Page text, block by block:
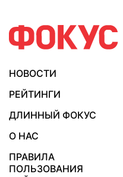
НОВОСТИ
РЕЙТИНГИ
ДЛИННЫЙ ФОКУС
О НАС
ПРАВИЛА
ПОЛЬЗОВАНИЯ